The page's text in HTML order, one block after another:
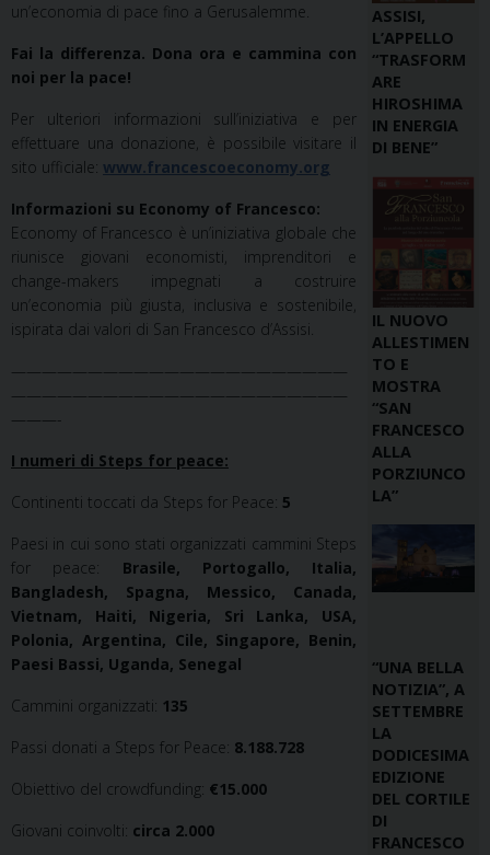
un’economia di pace fino a Gerusalemme.
Fai la differenza. Dona ora e cammina con
noi per la pace!
Per ulteriori informazioni sull’iniziativa e per
effettuare una donazione, è possibile visitare il
sito ufficiale: www.francescoeconomy.org
Informazioni su Economy of Francesco:
Economy of Francesco è un’iniziativa globale che
riunisce giovani economisti, imprenditori e
change-makers impegnati a costruire
un’economia più giusta, inclusiva e sostenibile,
ispirata dai valori di San Francesco d’Assisi.
——————————————————————
——————————————————————
———-
I numeri di Steps for peace:
Continenti toccati da Steps for Peace: 5
Paesi in cui sono stati organizzati cammini Steps
for peace: Brasile, Portogallo, Italia,
Bangladesh, Spagna, Messico, Canada,
Vietnam, Haiti, Nigeria, Sri Lanka, USA,
Polonia, Argentina, Cile, Singapore, Benin,
Paesi Bassi, Uganda, Senegal
Cammini organizzati: 135
Passi donati a Steps for Peace: 8.188.728
Obiettivo del crowdfunding: €15.000
Giovani coinvolti: circa 2.000
ASSISI,
L’APPELLO
“TRASFORM
ARE
HIROSHIMA
IN ENERGIA
DI BENE”
IL NUOVO
ALLESTIMEN
TO E
MOSTRA
“SAN
FRANCESCO
ALLA
PORZIUNCO
LA”
“UNA BELLA
NOTIZIA”, A
SETTEMBRE
LA
DODICESIMA
EDIZIONE
DEL CORTILE
DI
FRANCESCO